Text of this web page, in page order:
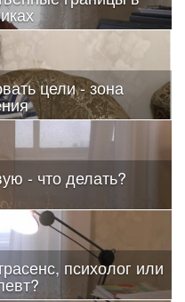
цели - зона
- что делать?
психолог или